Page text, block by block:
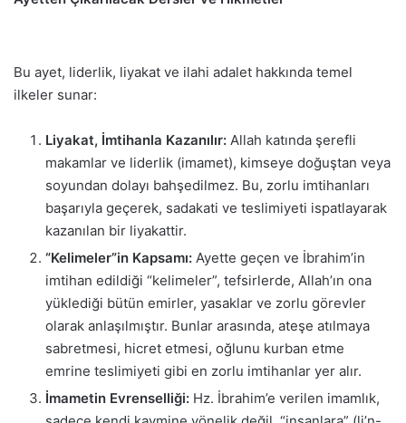
Bu ayet, liderlik, liyakat ve ilahi adalet hakkında temel
ilkeler sunar:
Liyakat, İmtihanla Kazanılır: Allah katında şerefli
makamlar ve liderlik (imamet), kimseye doğuştan veya
soyundan dolayı bahşedilmez. Bu, zorlu imtihanları
başarıyla geçerek, sadakati ve teslimiyeti ispatlayarak
kazanılan bir liyakattir.
“Kelimeler”in Kapsamı: Ayette geçen ve İbrahim’in
imtihan edildiği “kelimeler”, tefsirlerde, Allah’ın ona
yüklediği bütün emirler, yasaklar ve zorlu görevler
olarak anlaşılmıştır. Bunlar arasında, ateşe atılmaya
sabretmesi, hicret etmesi, oğlunu kurban etme
emrine teslimiyeti gibi en zorlu imtihanlar yer alır.
İmametin Evrenselliği: Hz. İbrahim’e verilen imamlık,